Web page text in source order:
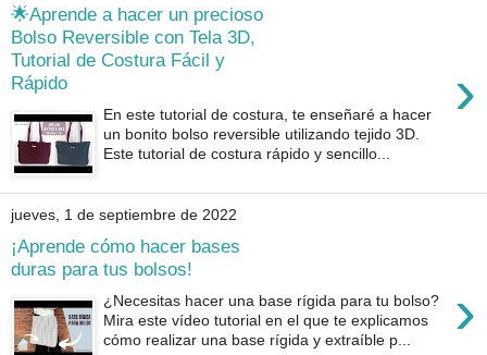
🌟Aprende a hacer un precioso
Bolso Reversible con Tela 3D,
Tutorial de Costura Fácil y
Rápido
›
En este tutorial de costura, te enseñaré a hacer
un bonito bolso reversible utilizando tejido 3D.
Este tutorial de costura rápido y sencillo...
jueves, 1 de septiembre de 2022
¡Aprende cómo hacer bases
duras para tus bolsos!
›
¿Necesitas hacer una base rígida para tu bolso?
Mira este vídeo tutorial en el que te explicamos
cómo realizar una base rígida y extraíble p...